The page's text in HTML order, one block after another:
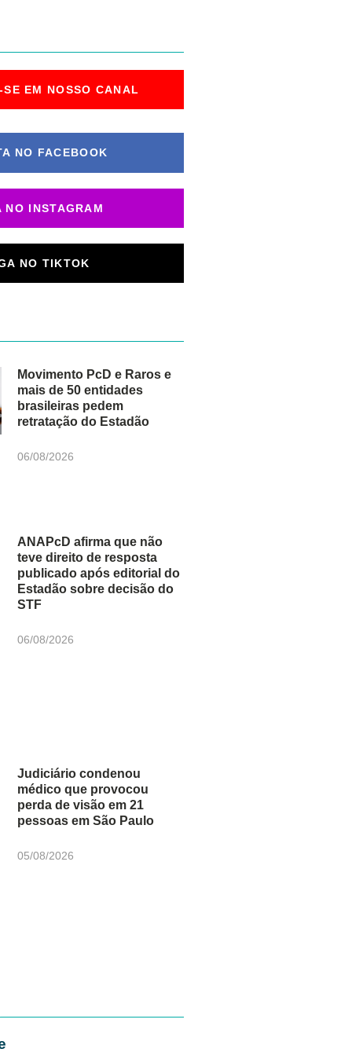
SE EM NOSSO CANAL
NO FACEBOOK
NO INSTAGRAM
NO TIKTOK
Movimento PcD e Raros e
mais de 50 entidades
brasileiras pedem
retratação do Estadão
06/08/2026
ANAPcD afirma que não
teve direito de resposta
publicado após editorial do
Estadão sobre decisão do
STF
06/08/2026
Judiciário condenou
médico que provocou
perda de visão em 21
pessoas em São Paulo
05/08/2026